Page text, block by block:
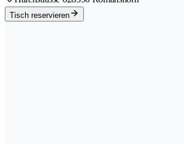
Tisch reservieren